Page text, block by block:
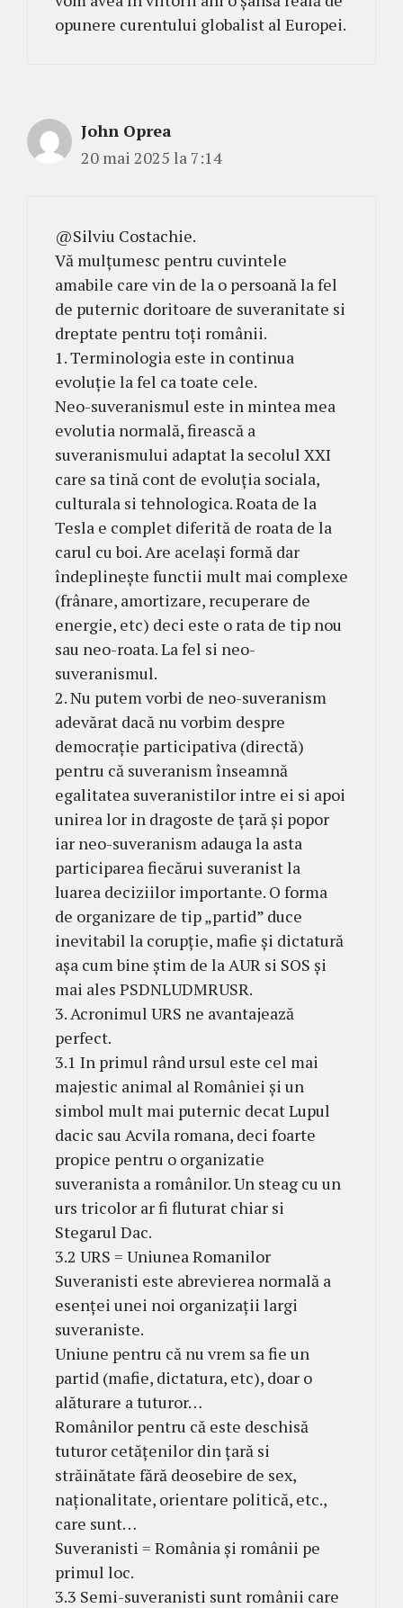
opunere curentului globalist al Europei.
John Oprea
20 mai 2025 la 7:14
@Silviu Costachie.
Vă mulțumesc pentru cuvintele
amabile care vin de la o persoană la fel
de puternic doritoare de suveranitate si
dreptate pentru toți românii.
1. Terminologia este in continua
evoluție la fel ca toate cele.
Neo-suveranismul este in mintea mea
evolutia normală, firească a
suveranismului adaptat la secolul XXI
care sa tină cont de evoluția sociala,
culturala si tehnologica. Roata de la
Tesla e complet diferită de roata de la
carul cu boi. Are același formă dar
îndeplinește functii mult mai complexe
(frânare, amortizare, recuperare de
energie, etc) deci este o rata de tip nou
sau neo-roata. La fel si neo-
suveranismul.
2. Nu putem vorbi de neo-suveranism
adevărat dacă nu vorbim despre
democrație participativa (directă)
pentru că suveranism înseamnă
egalitatea suveranistilor intre ei si apoi
unirea lor in dragoste de țară și popor
iar neo-suveranism adauga la asta
participarea fiecărui suveranist la
luarea deciziilor importante. O forma
de organizare de tip „partid” duce
inevitabil la corupție, mafie și dictatură
așa cum bine știm de la AUR si SOS și
mai ales PSDNLUDMRUSR.
3. Acronimul URS ne avantajează
perfect.
3.1 In primul rând ursul este cel mai
majestic animal al României și un
simbol mult mai puternic decat Lupul
dacic sau Acvila romana, deci foarte
propice pentru o organizatie
suveranista a românilor. Un steag cu un
urs tricolor ar fi fluturat chiar si
Stegarul Dac.
3.2 URS = Uniunea Romanilor
Suveranisti este abrevierea normală a
esenței unei noi organizații largi
suveraniste.
Uniune pentru că nu vrem sa fie un
partid (mafie, dictatura, etc), doar o
alăturare a tuturor…
Românilor pentru că este deschisă
tuturor cetățenilor din țară si
străinătate fără deosebire de sex,
naționalitate, orientare politică, etc.,
care sunt…
Suveranisti = România și românii pe
primul loc.
3.3 Semi-suveranisti sunt românii care